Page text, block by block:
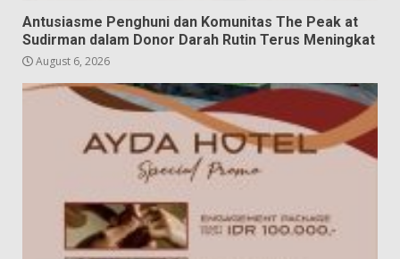
Antusiasme Penghuni dan Komunitas The Peak at
Sudirman dalam Donor Darah Rutin Terus Meningkat
August 6, 2026